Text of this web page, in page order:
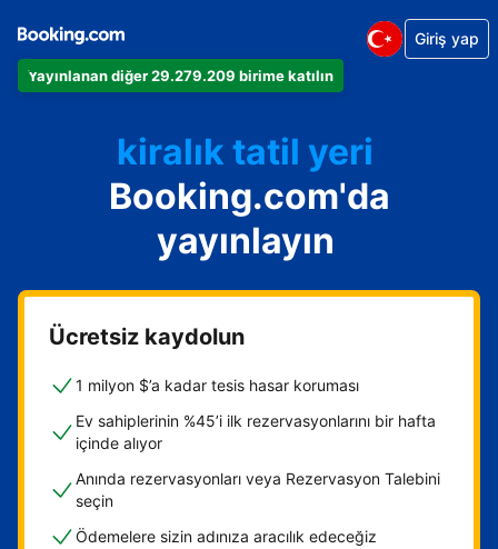
Yayınlanan diğer 29.279.209 birime katılın
Giriş yap
Dairenizi
Otelinizi
kiralık tatil yeri
Konukevinizi
Oda ve kahvaltı tesisinizi
Booking.com'da
yayınlayın
Ücretsiz kaydolun
1 milyon $’a kadar tesis hasar koruması
Ev sahiplerinin %45’i ilk rezervasyonlarını bir hafta
içinde alıyor
Anında rezervasyonları veya Rezervasyon Talebini
seçin
Ödemelere sizin adınıza aracılık edeceğiz